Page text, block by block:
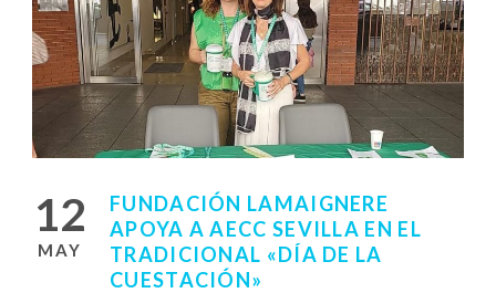
12
MAY
FUNDACIÓN LAMAIGNERE
APOYA A AECC SEVILLA EN EL
TRADICIONAL «DÍA DE LA
CUESTACIÓN»